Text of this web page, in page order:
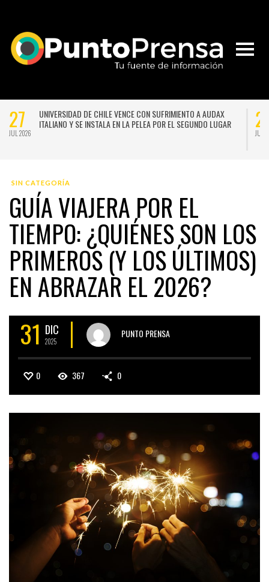
CON SUFRIMIENTO A AUDAX
LA PELEA POR EL SEGUNDO LUGAR
27
LA LLUVIA NO DA TREGUA:
FRONTAL PARA SANTIAGO A
SIN CATEGORÍA
GUÍA VIAJERA POR EL
TIEMPO: ¿QUIÉNES SON LOS
PRIMEROS (Y LOS ÚLTIMOS)
EN ABRAZAR EL 2026?
31 DIC
2025
PUNTO PRENSA
0 367 0